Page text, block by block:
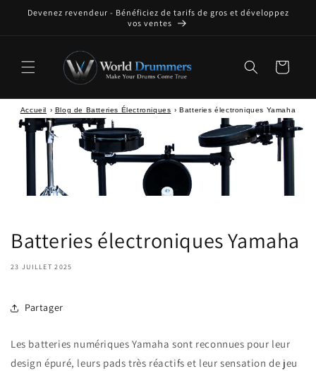
au
Devenez revendeur - Bénéficiez de tarifs de gros et développez
vos ventes
Panier
Accueil › Blog de Batteries Électroniques ›Batteries électroniques Yamaha
Batteries électroniques Yamaha
23 JUILLET 2025
Partager
Les batteries numériques Yamaha sont reconnues pour leur
design épuré, leurs pads très réactifs et leur sensation de jeu